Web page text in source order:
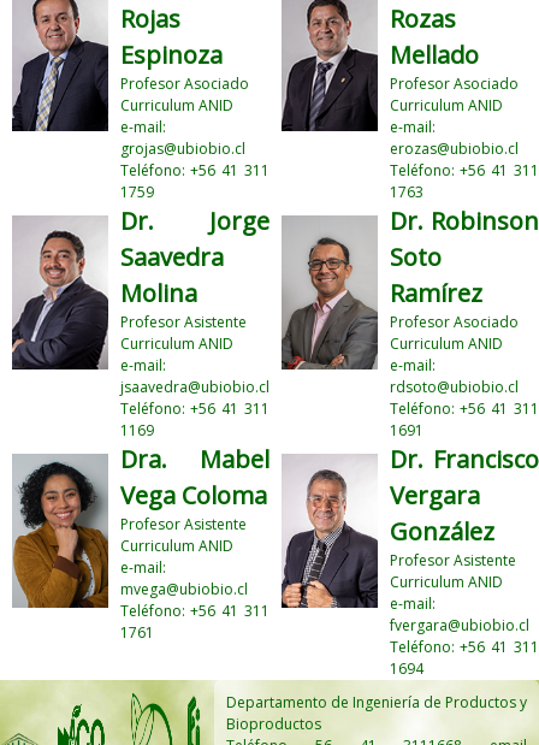
Rojas
Espinoza
Profesor Asociado
Curriculum ANID
e-mail:
grojas@ubiobio.cl
Teléfono: +56 41 311
1759
Rozas
Mellado
Profesor Asociado
Curriculum ANID
e-mail:
erozas@ubiobio.cl
Teléfono: +56 41 311
1763
Dr. Jorge
Saavedra
Molina
Profesor Asistente
Curriculum ANID
e-mail:
jsaavedra@ubiobio.cl
Teléfono: +56 41 311
1169
Dr. Robinson
Soto
Ramírez
Profesor Asociado
Curriculum ANID
e-mail:
rdsoto@ubiobio.cl
Teléfono: +56 41 311
1691
Dra. Mabel
Vega Coloma
Profesor Asistente
Curriculum ANID
e-mail:
mvega@ubiobio.cl
Teléfono: +56 41 311
1761
Dr. Francisco
Vergara
González
Profesor Asistente
Curriculum ANID
e-mail:
fvergara@ubiobio.cl
Teléfono: +56 41 311
1694
Departamento de Ingeniería de Productos y
Bioproductos